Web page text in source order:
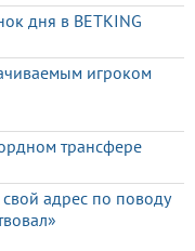
дня в BETKING
игроком
трансфере
адрес по поводу